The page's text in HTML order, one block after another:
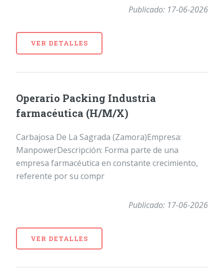
Publicado: 17-06-2026
VER DETALLES
Operario Packing Industria
farmacéutica (H/M/X)
Carbajosa De La Sagrada (Zamora)Empresa:
ManpowerDescripción: Forma parte de una
empresa farmacéutica en constante crecimiento,
referente por su compr
Publicado: 17-06-2026
VER DETALLES